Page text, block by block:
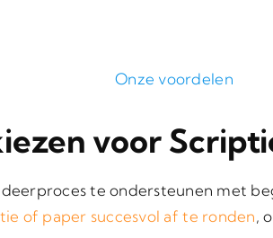
Onze voordelen
voor
te ondersteunen met
of paper succesvol af te ronden,